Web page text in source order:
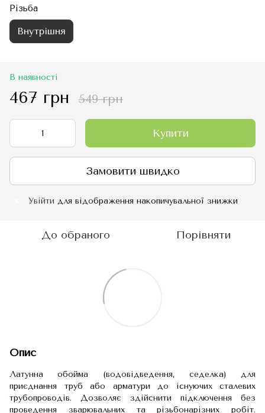
Різьба
Внутрішня
В наявності
467 грн 549 грн
Купити
Замовити швидко
Увійти для відображення накопичувальної знижки
До обраного Порівняти
Опис
Латунна обойма (водовідведення, седелка) для
приєднання труб або арматури до існуючих сталевих
трубопроводів. Дозволяє здійснити підключення без
проведення зварювальних та різьбонарізних робіт.